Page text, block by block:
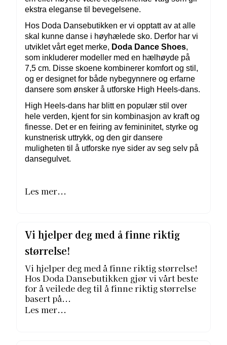
ekstra eleganse til bevegelsene.
Hos Doda Dansebutikken er vi opptatt av at alle
skal kunne danse i høyhælede sko. Derfor har vi
utviklet vårt eget merke, Doda Dance Shoes,
som inkluderer modeller med en hælhøyde på
7,5 cm. Disse skoene kombinerer komfort og stil,
og er designet for både nybegynnere og erfarne
dansere som ønsker å utforske High Heels-dans.
High Heels-dans har blitt en populær stil over
hele verden, kjent for sin kombinasjon av kraft og
finesse. Det er en feiring av femininitet, styrke og
kunstnerisk uttrykk, og den gir dansere
muligheten til å utforske nye sider av seg selv på
dansegulvet.
Les mer...
Vi hjelper deg med å finne riktig
størrelse!
Vi hjelper deg med å finne riktig størrelse!
Hos Doda Dansebutikken gjør vi vårt beste
for å veilede deg til å finne riktig størrelse
basert på...
Les mer...